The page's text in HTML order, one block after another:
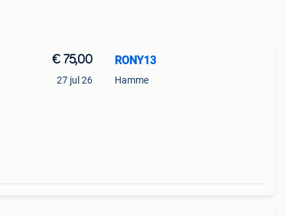
€ 75,00
27 jul 26
RONY13
Hamme